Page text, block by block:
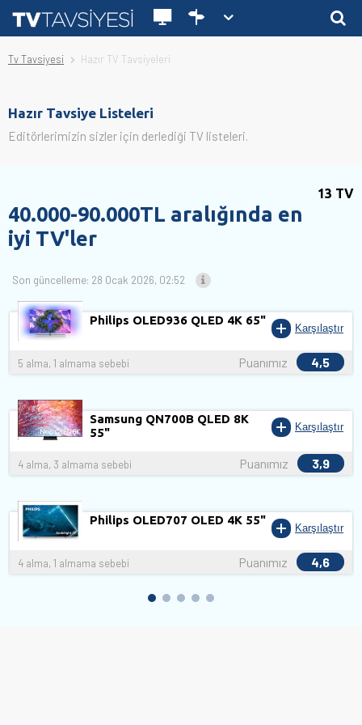
Tv Tavsiyesi Hazır TV Tavsiyeleri
Hazır Tavsiye Listeleri
Editörlerimizin sizler için derlediği TV listeleri.
40.000-90.000TL aralığında en
iyi TV'ler
13 TV
Son güncelleme: 28 Ocak 2026, 02:52
Philips OLED936 QLED 4K 65"
Karşılaştır
5 alma, 1 almama sebebi Puanımız 4,5
Samsung QN700B QLED 8K
55"
Karşılaştır
4 alma, 3 almama sebebi Puanımız 3,9
Philips OLED707 OLED 4K 55"
Karşılaştır
4 alma, 1 almama sebebi Puanımız 4,6